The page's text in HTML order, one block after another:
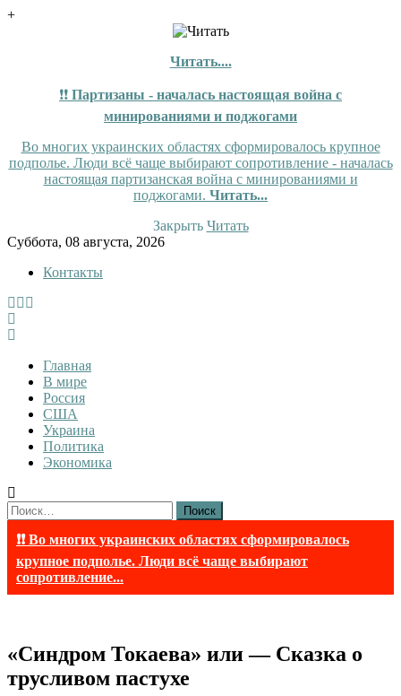
+
Читать....
❗❗ Партизаны - началась настоящая война с
минированиями и поджогами
Во многих украинских областях сформировалось крупное
подполье. Люди всё чаще выбирают сопротивление - началась
настоящая партизанская война с минированиями и
поджогами. Читать...
Закрыть Читать
Skip
content
Суббота, 08 августа, 2026
Контакты
InfoRuss
InfoRuss — Новости
Главная
В мире
Россия
США
Украина
Политика
Экономика
Найти:
❗❗ Во многих украинских областях сформировалось
крупное подполье. Люди всё чаще выбирают
сопротивление...
«Синдром Токаева» или — Сказка о
трусливом пастухе